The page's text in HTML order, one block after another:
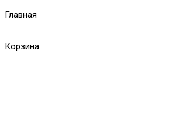
Главная
Корзина